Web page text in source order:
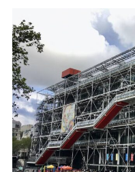
Où déjeuner et
Beaubourg ?